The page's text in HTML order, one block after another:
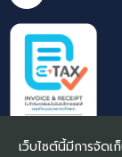
เว็บไซต์นี้มีการจัด